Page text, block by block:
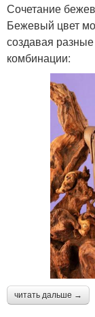
Сочетание
Бежевый цвет
создавая
комбинации:
читать дальше →